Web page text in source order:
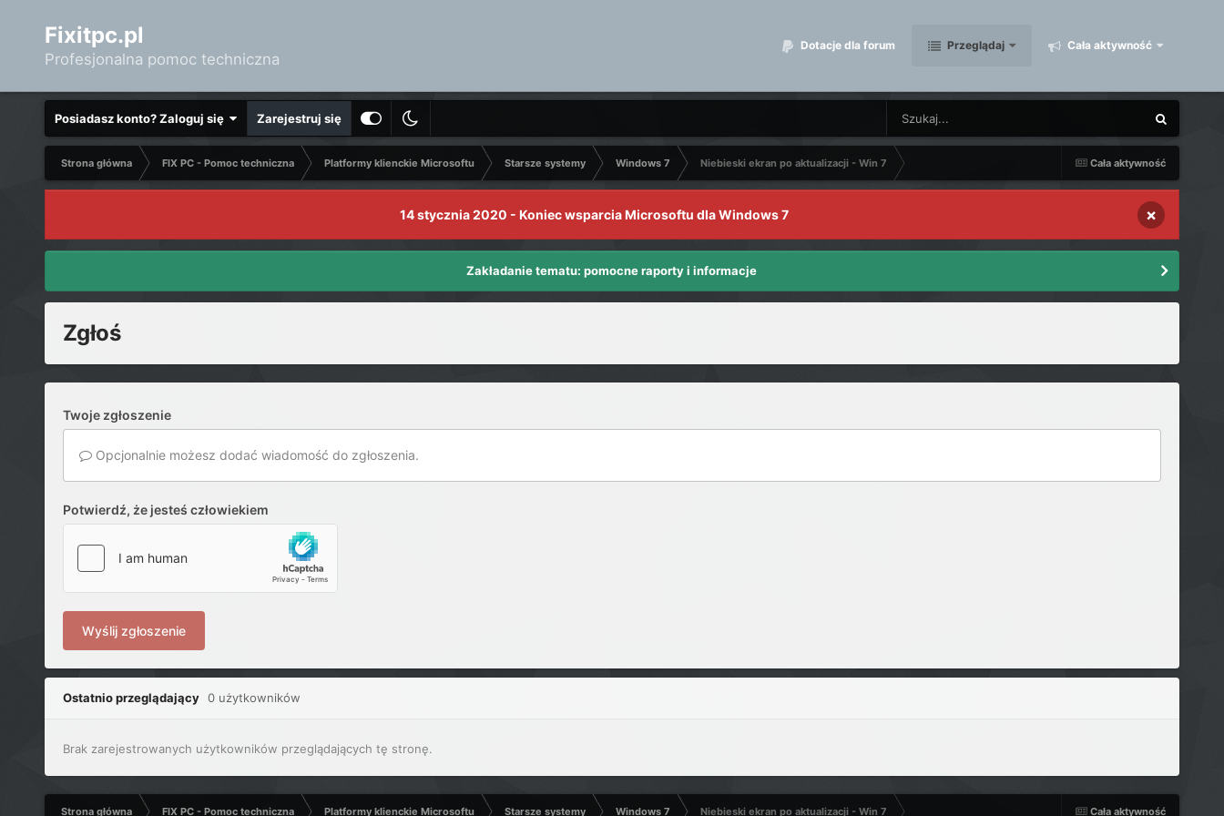
Fixitpc.pl
Profesjonalna pomoc techniczna
Dotacje dla forum Przeglądaj Cała aktywność
Posiadasz konto? Zaloguj się Zarejestruj się
Cała aktywność
Strona główna FIX PC - Pomoc techniczna Platformy klienckie Microsoftu Starsze systemy Windows 7 Niebieski ekran po aktualizacji - Win 7
14 stycznia 2020 - Koniec wsparcia Microsoftu dla Windows 7 ×
Zakładanie tematu: pomocne raporty i informacje
Zgłoś
Twoje zgłoszenie
Opcjonalnie możesz dodać wiadomość do zgłoszenia.
Potwierdź, że jesteś człowiekiem
Wyślij zgłoszenie
Ostatnio przeglądający 0 użytkowników
Brak zarejestrowanych użytkowników przeglądających tę stronę.
Cała aktywność
Strona główna FIX PC - Pomoc techniczna Platformy klienckie Microsoftu Starsze systemy Windows 7 Niebieski ekran po aktualizacji - Win 7